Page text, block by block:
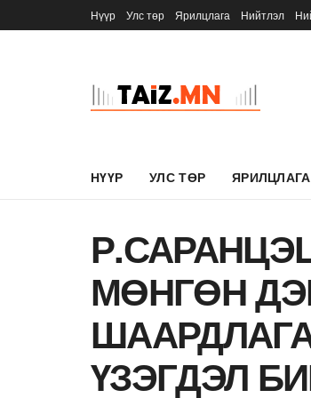
Нүүр Улс төр Ярилцлага Нийтлэл
НҮҮР УЛС ТӨР ЯРИЛЦЛАГА
МӨНГӨН
ҮЗЭГДЭЛ